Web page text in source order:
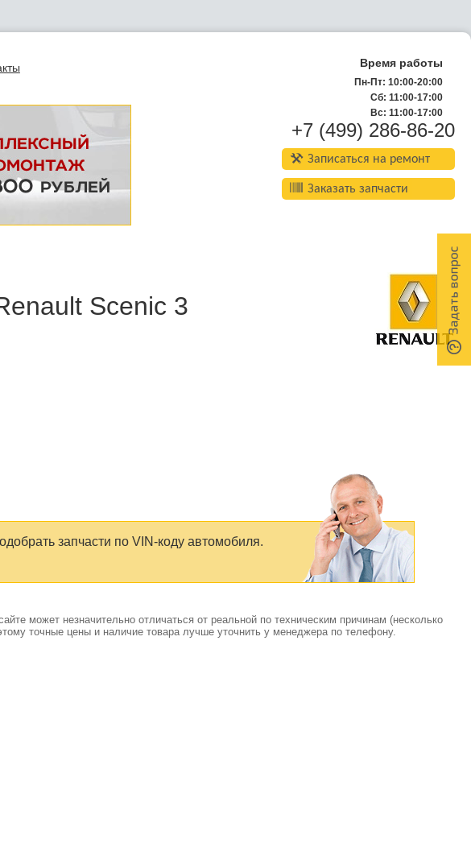
Время работы
Пн-Пт: 10:00-20:00
Сб: 11:00-17:00
Вс: 11:00-17:00
+7 (499) 286-86-20
Записаться на ремонт
Заказать запчасти
Scenic 3
запчасти по VIN-коду автомобиля.
может незначительно отличаться от реальной по техническим причинам (несколько
точные цены и наличие товара лучше уточнить у менеджера по телефону.